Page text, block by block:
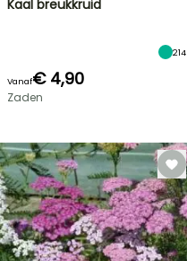
FLASH-
SALES
TOT
30%
Kaal breukkruid
214
Vanaf€ 4,90
Zaden